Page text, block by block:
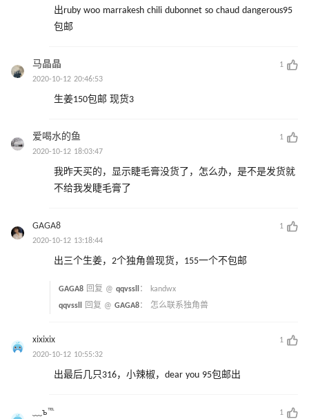
出ruby woo marrakesh chili dubonnet so chaud dangerous95
包邮
马晶晶
1
2020-10-12 20:46:53
生姜150包邮 现货3
爱喝水的鱼
1
2020-10-12 18:03:47
我昨天买的，显示睫毛膏没货了，怎么办，是不是发货就
不给我发睫毛膏了
GAGA8
1
2020-10-12 13:18:44
出三个生姜，2个独角兽现货，155一个不包邮
GAGA8 回复 @ qqvssll ：
kandwx
qqvssll
回复 @ GAGA8： 怎么联系独角兽
xixixix
1
2020-10-12 10:55:32
出最后几只316，小辣椒，dear you 95包邮出
﹏ъ℡
1